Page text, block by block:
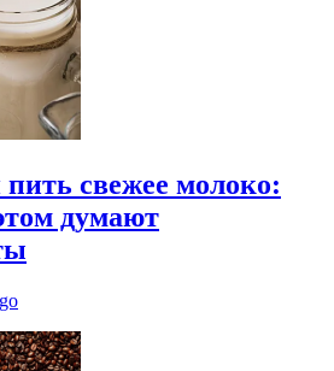
свежее молоко:
думают